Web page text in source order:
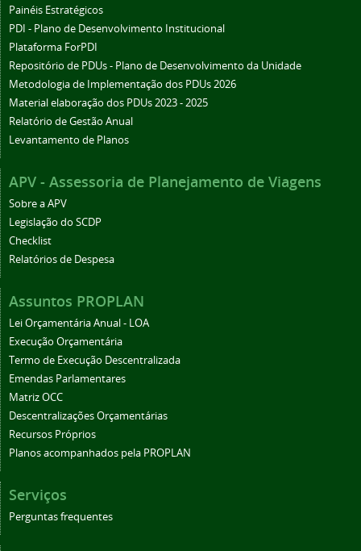
Painéis Estratégicos
PDI - Plano de Desenvolvimento Institucional
Plataforma ForPDI
Repositório de PDUs - Plano de Desenvolvimento da Unidade
Metodologia de Implementação dos PDUs 2026
Material elaboração dos PDUs 2023 - 2025
Relatório de Gestão Anual
Levantamento de Planos
APV - Assessoria de Planejamento de Viagens
Sobre a APV
Legislação do SCDP
Checklist
Relatórios de Despesa
Assuntos PROPLAN
Lei Orçamentária Anual - LOA
Execução Orçamentária
Termo de Execução Descentralizada
Emendas Parlamentares
Matriz OCC
Descentralizações Orçamentárias
Recursos Próprios
Planos acompanhados pela PROPLAN
Serviços
Perguntas frequentes